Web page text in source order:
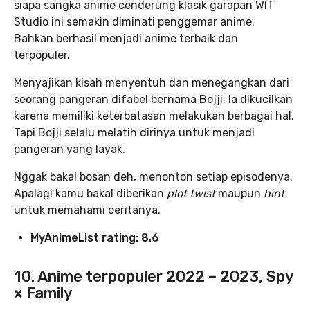
siapa sangka anime cenderung klasik garapan WIT
Studio ini semakin diminati penggemar anime.
Bahkan berhasil menjadi anime terbaik dan
terpopuler.
Menyajikan kisah menyentuh dan menegangkan dari
seorang pangeran difabel bernama Bojji. Ia dikucilkan
karena memiliki keterbatasan melakukan berbagai hal.
Tapi Bojji selalu melatih dirinya untuk menjadi
pangeran yang layak.
Nggak bakal bosan deh, menonton setiap episodenya.
Apalagi kamu bakal diberikan plot twistmaupun hint
untuk memahami ceritanya.
MyAnimeList rating: 8.6
10. Anime terpopuler 2022 – 2023, Spy
× Family